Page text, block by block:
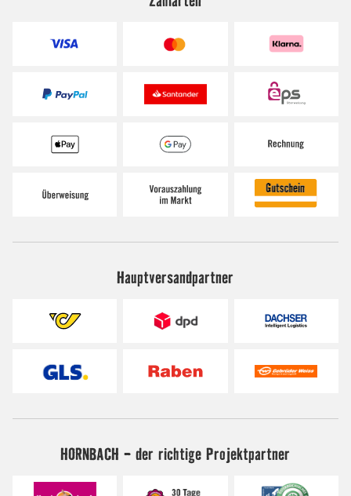
Hauptversandpartner
HORNBACH - der richtige Projektpartner